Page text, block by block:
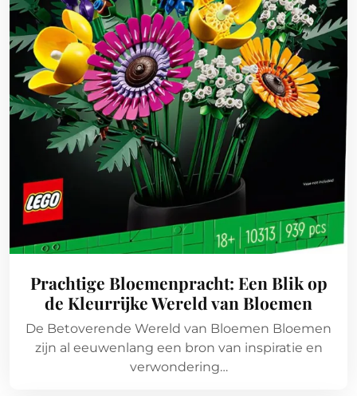
Prachtige Bloemenpracht: Een Blik op
de Kleurrijke Wereld van Bloemen
De Betoverende Wereld van Bloemen Bloemen
zijn al eeuwenlang een bron van inspiratie en
verwondering…